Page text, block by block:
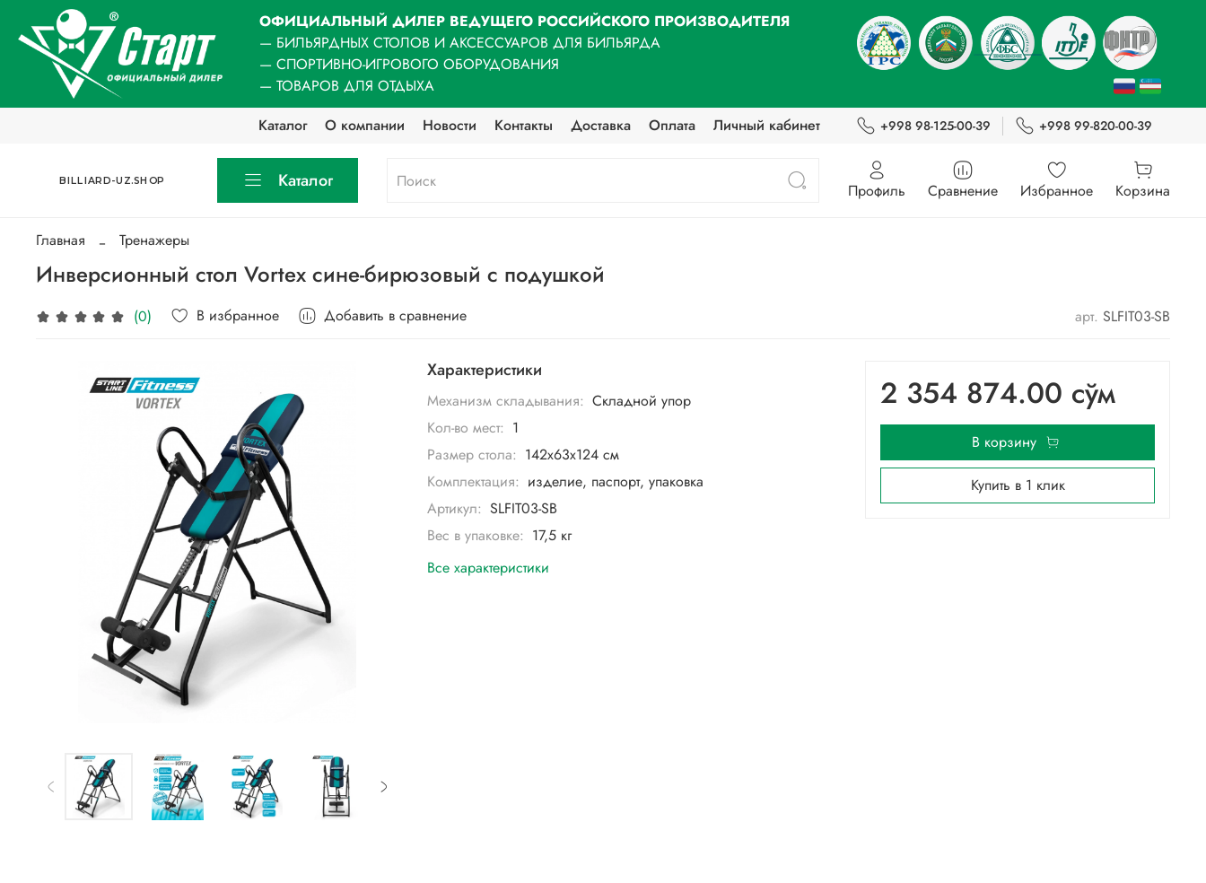
ОФИЦИАЛЬНЫЙ ДИЛЕР ВЕДУЩЕГО РОССИЙСКОГО ПРОИЗВОДИТЕЛЯ
— БИЛЬЯРДНЫХ СТОЛОВ И АКСЕССУАРОВ ДЛЯ БИЛЬЯРДА
— СПОРТИВНО-ИГРОВОГО ОБОРУДОВАНИЯ
— ТОВАРОВ ДЛЯ ОТДЫХА
Каталог
О компании Новости Контакты Доставка Оплата Личный кабинет +998 98-125-00-39 +998 99-820-00-39
BILLIARD-UZ.SHOP Каталог Профиль Сравнение Избранное Корзина
Главная Тренажеры
Инверсионный стол Vortex сине-бирюзовый с подушкой
(0) В избранное Добавить в сравнение арт. SLFIT03-SB
Характеристики
Механизм складывания: Складной упор
Кол-во мест: 1
Размер стола: 142х63х124 см
Комплектация: изделие, паспорт, упаковка
Артикул: SLFIT03-SB
Вес в упаковке: 17,5 кг
Все характеристики
2 354 874.00 сўм
В корзину
Купить в 1 клик